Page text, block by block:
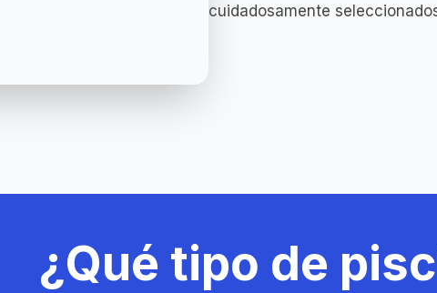
cuidadosamente
¿Qué tipo de